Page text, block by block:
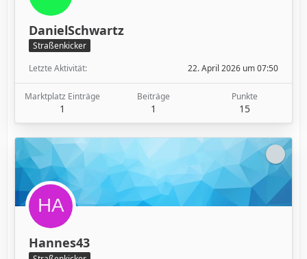
DanielSchwartz
Straßenkicker
Letzte Aktivität
22. April 2026 um 07:50
Marktplatz Einträge
1
Beiträge
1
Punkte
15
Hannes43